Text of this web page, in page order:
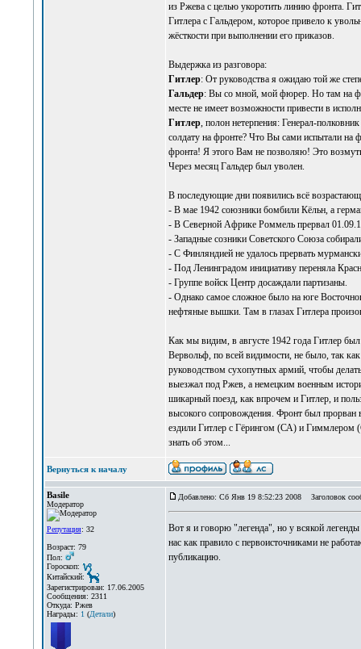
из Ржева с целью укоротить линию фронта.
Гитлера с Гальдером, которое привело к
жёсткости при выполнении его приказов.
Выдержка из разговора:
Гитлер: От руководства я ожидаю той же
Гальдер: Вы со мной, мой фюрер. Но там на
месте не имеет возможности привести в
Гитлер, полон нетерпения: Генерал-
солдату на фронте? Что Вы сами испытали
фронта! Я этого Вам не позволяю! Это
Через месяц Гальдер был уволен.
В последующие дни появились всё
- В мае 1942 союзники бомбили Кёльн, а
- В Северной Африке Роммель прервал
- Западные созники Советского Союза
- С Финляндией не удалось прервать
- Под Ленинградом инициативу переняла
- Группе войск Центр досаждали партизаны.
- Однако самое сложное было на юге
нефтяные вышки. Там в глазах Гитлера
Как мы видим, в августе 1942 года Гитлер
Вервольф, по всей видимости, не было, так
руководством сухопутных армий, чтобы
выезжал под Ржев, а немецким военным
шикарный поезд, как впрочем и Гитлер, и
высокого сопровождения. Фронт был прорван
ездили Гитлер с Гёрингом (СА) и Гиммлером
знать об этом...
Вернуться к началу
Basile
Модератор
Репутация: 32
Возраст: 79
Пол:
Гороскоп:
Китайский:
Зарегистрирован: 17.06.2005
Сообщения: 2311
Откуда: Ржев
Награды: 1(Детали)
Добавлено: Сб Янв 19 8:52:23 2008 Заголовок
Вот я и говорю "легенда", но у всякой легенды
нас как правило с первоисточниками не
публикацию.